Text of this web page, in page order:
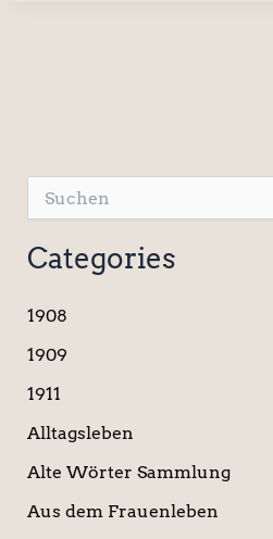
u
c
h
n
a
h
Categories
1908
1909
1911
Alltagsleben
Alte Wörter Sammlung
Aus dem Frauenleben